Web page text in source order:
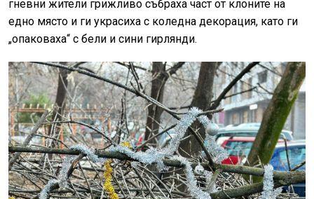
гневни жители грижливо събраха част от клоните на
едно място и ги украсиха с коледна декорация, като ги
„опаковаха“ с бели и сини гирлянди.